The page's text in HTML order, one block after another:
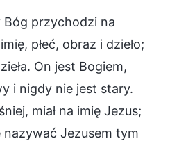
Bóg przychodzi na
płeć, obraz i dzieło;
On jest Bogiem,
i nigdy nie jest stary.
miał na imię Jezus;
Jezusem tym